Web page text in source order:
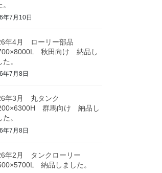
年7月10日
年4月 ローリー部品
秋田向け 納品し
た。
年7月8日
年3月 丸タンク
群馬向け 納品し
た。
年7月8日
年2月 タンクローリー
納品しました。